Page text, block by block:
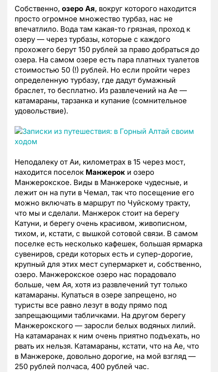
Собственно, озеро Ая, вокруг которого находится
просто огромное множество турбаз, нас не
впечатлило. Вода там какая-то грязная, проход к
озеру — через турбазы, которые с каждого
прохожего берут 150 рублей за право добраться до
озера. На самом озере есть пара платных туалетов
стоимостью 50 (!) рублей. Но если пройти через
определенную турбазу, где дадут бумажный
браслет, то бесплатно. Из развлечений на Ае —
катамараны, тарзанка и купание (сомнительное
удовольствие).
Неподалеку от Аи, километрах в 15 через мост,
находится поселок Манжерок и озеро
Манжерокское. Виды в Манжероке чудесные, и
лежит он на пути в Чемал, так что посещение его
можно включать в маршрут по Чуйскому тракту,
что мы и сделали. Манжерок стоит на берегу
Катуни, и берегу очень красивом, живописном,
тихом, и, кстати, с вышкой сотовой связи. В самом
поселке есть несколько кафешек, большая ярмарка
сувениров, среди которых есть и супер-дорогие,
крупный для этих мест супермаркет и, собственно,
озеро. Манжерокское озеро нас порадовало
больше, чем Ая, хотя из развлечений тут только
катамараны. Купаться в озере запрещено, но
туристы все равно лезут в воду прямо под
запрещающими табличками. На другом берегу
Манжерокского — заросли белых водяных лилий.
На катамаранах к ним очень приятно подъехать, но
рвать их нельзя. Катамараны, кстати, что на Ае, что
в Манжероке, довольно дорогие, на мой взгляд —
250 рублей полчаса, 400 рублей час.